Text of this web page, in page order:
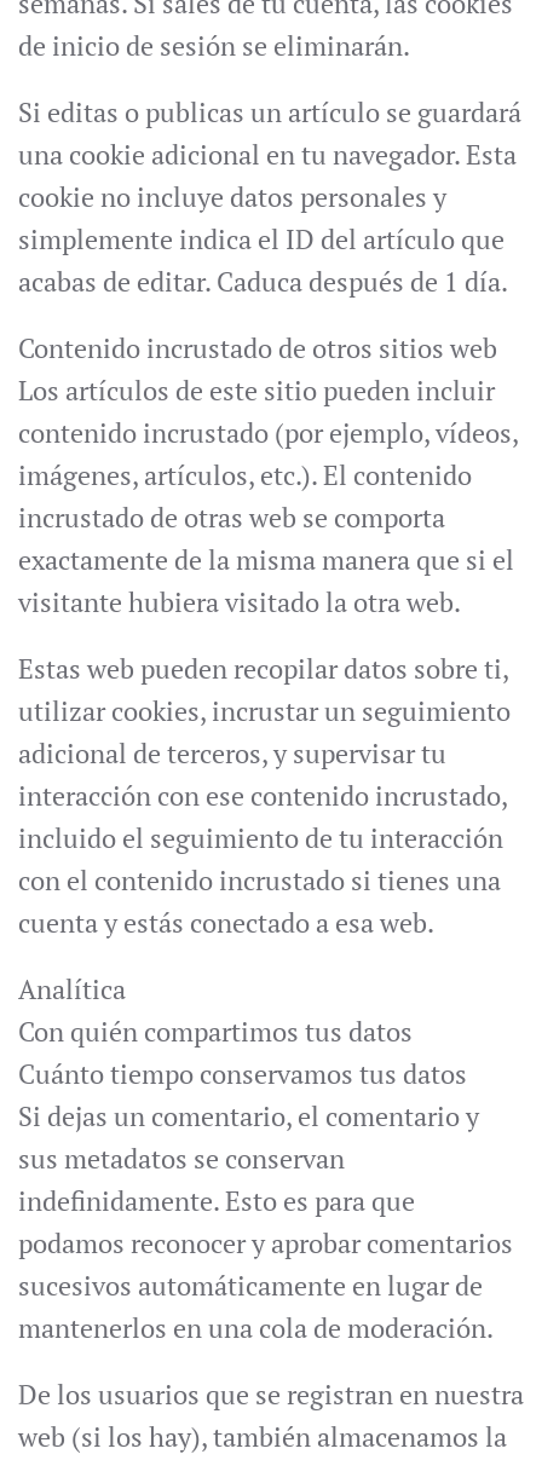
de inicio de sesión se eliminarán.
Si editas o publicas un artículo se guardará
una cookie adicional en tu navegador. Esta
cookie no incluye datos personales y
simplemente indica el ID del artículo que
acabas de editar. Caduca después de 1 día.
Contenido incrustado de otros sitios web
Los artículos de este sitio pueden incluir
contenido incrustado (por ejemplo, vídeos,
imágenes, artículos, etc.). El contenido
incrustado de otras web se comporta
exactamente de la misma manera que si el
visitante hubiera visitado la otra web.
Estas web pueden recopilar datos sobre ti,
utilizar cookies, incrustar un seguimiento
adicional de terceros, y supervisar tu
interacción con ese contenido incrustado,
incluido el seguimiento de tu interacción
con el contenido incrustado si tienes una
cuenta y estás conectado a esa web.
Analítica
Con quién compartimos tus datos
Cuánto tiempo conservamos tus datos
Si dejas un comentario, el comentario y
sus metadatos se conservan
indefinidamente. Esto es para que
podamos reconocer y aprobar comentarios
sucesivos automáticamente en lugar de
mantenerlos en una cola de moderación.
De los usuarios que se registran en nuestra
web (si los hay), también almacenamos la